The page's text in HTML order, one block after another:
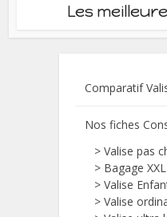
Les
Comparatif
Nos fiches
> Valise pas
> Bagage XXL
> Valise
> Valise